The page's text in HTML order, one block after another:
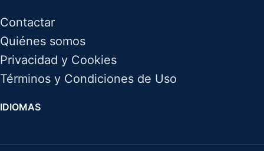
Contactar
Quiénes somos
Privacidad y Cookies
Términos y Condiciones de Uso
IDIOMAS